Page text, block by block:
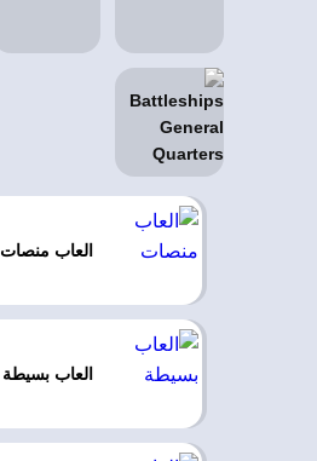
العاب منصات
العاب بسيطة